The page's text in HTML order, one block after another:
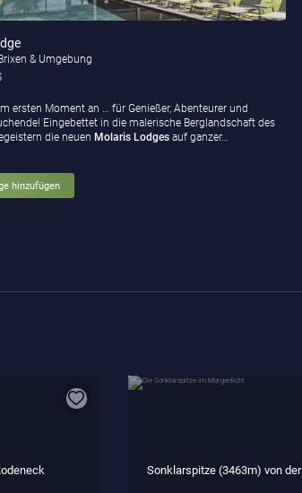
& Umgebung
ersten Moment an … für Genießer, Abenteurer und
Eingebettet in die malerische Berglandschaft des
die neuen Molaris Lodges auf ganzer…
hinzufügen
Sonklarspitze (3463m) von